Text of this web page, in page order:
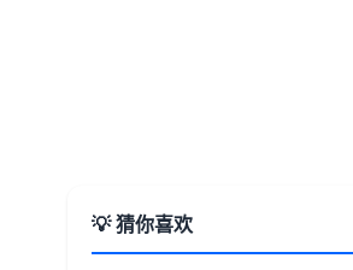
💡 猜你喜欢